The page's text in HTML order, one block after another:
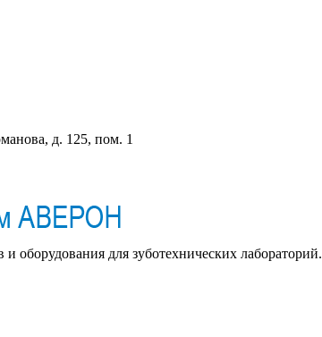
д. 125, пом. 1
оборудования для зуботехнических лабораторий.